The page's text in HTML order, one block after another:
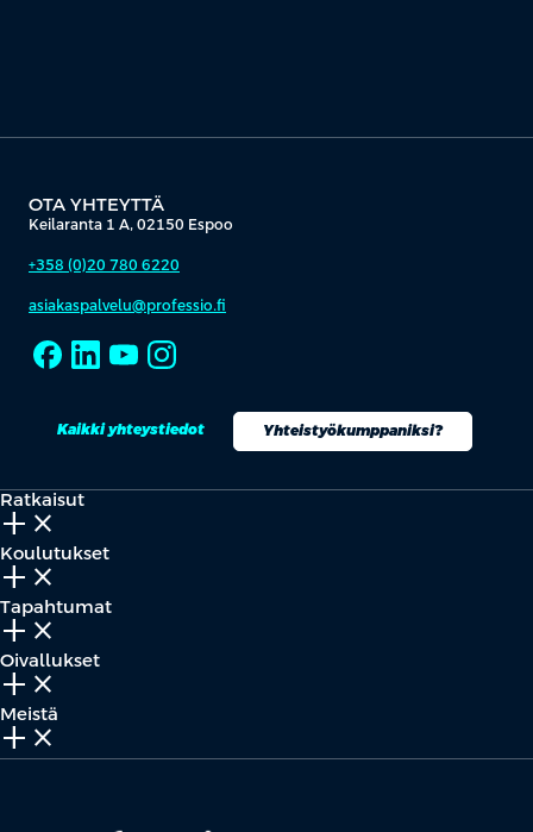
OTA YHTEYTTÄ
Keilaranta 1 A, 02150 Espoo
+358 (0)20 780 6220
asiakaspalvelu@professio.fi
Kaikki yhteystiedot Yhteistyökumppaniksi?
Ratkaisut
add_2 close
Koulutukset
add_2 close
Tapahtumat
add_2 close
Oivallukset
add_2 close
Meistä
add_2 close